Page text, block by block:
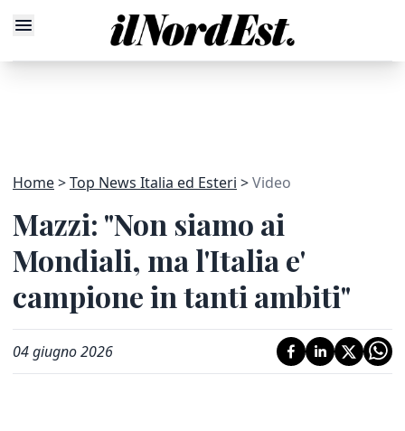
Home Top News Italia ed Esteri Video
Mazzi: "Non siamo ai
Mondiali, ma l'Italia e'
campione in tanti ambiti"
04 giugno 2026